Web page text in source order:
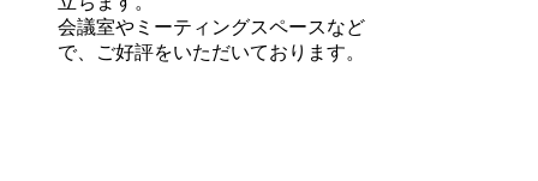
会議室やミーティングスペースなど
で、ご好評をいただいております。